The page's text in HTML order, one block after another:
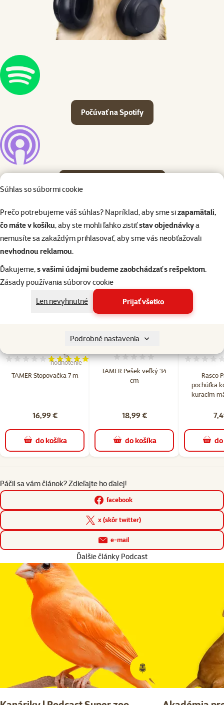
Súhlas so súbormi cookie
Prečo potrebujeme váš súhlas? Napríklad, aby sme sizapamätali,
čo máte v košíku, aby ste mohli ľahko zistiťstav objednávkya
nemusíte sa zakaždým prihlasovať, aby sme vás neobťažovali
nevhodnou reklamou.
Ďakujeme,s vašimi údajmi budeme zaobchádzať s rešpektom.
Zásady používania súborov cookie
Len nevyhnutné
Prijať všetko
Podrobné nastavenia
Počúvať na Spotify
O epizóde
TAMER Stopovačka 7 m
Hodnotenie 100%, počet hodnotení: 1
1×
hodnotenie
16,99 €
do košíka
TAMER Pešek veľký 34
cm
Hodnotenie 0%
18,99 €
do košíka
Rasco
pochúťka
kuracím
Páčil sa vám článok? Zdieľajte ho ďalej!
facebook
x (skôr twitter)
e-mail
Ďalšie články Podcast